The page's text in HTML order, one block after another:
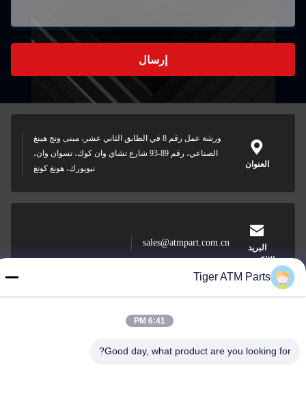
إرسال
العنوان
ورشة عمل رقم 8 في الطابق الثاني عشر، مبنى ونج هينغ
الصناعي، رقم 89-93 شارع تشاي وان كوك، تسوان وان،
نيويورك، هونغ كونغ
البريد
الإلكتروني
sales@atmpart.com.cn
00-86-0756-5162218
Tiger ATM Parts
6:41 PM
Good day, what product are you looking for?